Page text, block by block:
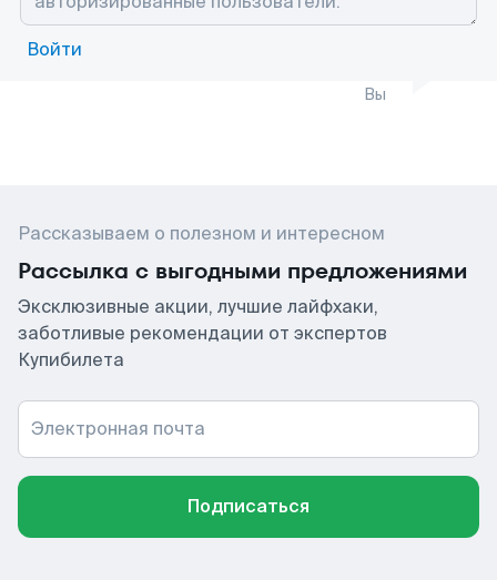
Войти
Вы
Рассказываем о полезном и интересном
Рассылка с выгодными предложениями
Эксклюзивные акции, лучшие лайфхаки,
заботливые рекомендации от экспертов
Купибилета
Электронная почта
Подписаться